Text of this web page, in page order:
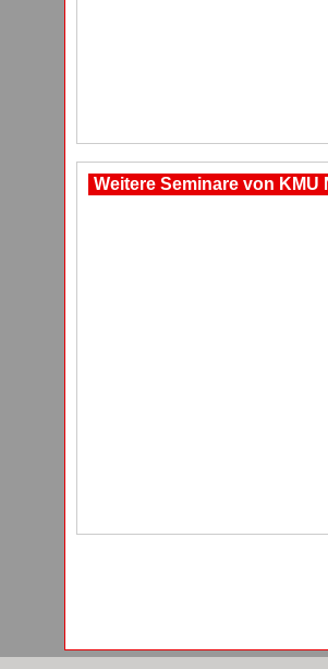
Weitere Seminare von KMU